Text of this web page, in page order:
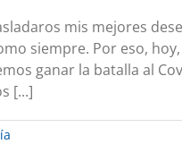
mis mejores
siempre. Por eso,
ganar la batalla al
[...]